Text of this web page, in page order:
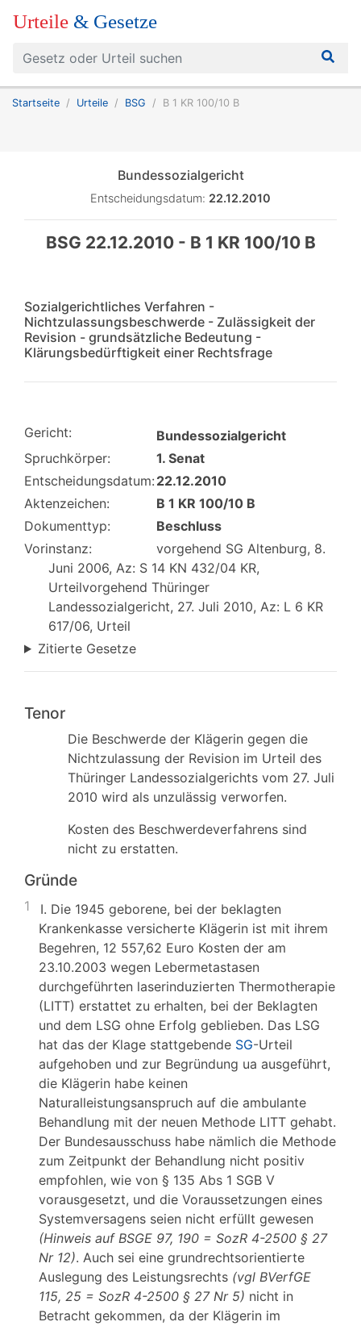
Urteile & Gesetze
Startseite Urteile BSG B 1 KR 100/10 B
Bundessozialgericht
Entscheidungsdatum: 22.12.2010
BSG 22.12.2010 - B 1 KR 100/10 B
Sozialgerichtliches Verfahren -
Nichtzulassungsbeschwerde - Zulässigkeit der
Revision - grundsätzliche Bedeutung -
Klärungsbedürftigkeit einer Rechtsfrage
Gericht:
Bundessozialgericht
Spruchkörper:
1. Senat
Entscheidungsdatum: 22.12.2010
Aktenzeichen:
B 1 KR 100/10 B
Dokumenttyp:
Beschluss
Vorinstanz:
vorgehend SG Altenburg, 8.
Juni 2006, Az: S 14 KN 432/04 KR,
Urteilvorgehend Thüringer
Landessozialgericht, 27. Juli 2010, Az: L 6 KR
617/06, Urteil
Zitierte Gesetze
Tenor
Die Beschwerde der Klägerin gegen die
Nichtzulassung der Revision im Urteil des
Thüringer Landessozialgerichts vom 27. Juli
2010 wird als unzulässig verworfen.
Kosten des Beschwerdeverfahrens sind
nicht zu erstatten.
Gründe
1
I. Die 1945 geborene, bei der beklagten
Krankenkasse versicherte Klägerin ist mit ihrem
Begehren, 12 557,62 Euro Kosten der am
23.10.2003 wegen Lebermetastasen
durchgeführten laserinduzierten Thermotherapie
(LITT) erstattet zu erhalten, bei der Beklagten
und dem LSG ohne Erfolg geblieben. Das LSG
hat das der Klage stattgebende SG-Urteil
aufgehoben und zur Begründung ua ausgeführt,
die Klägerin habe keinen
Naturalleistungsanspruch auf die ambulante
Behandlung mit der neuen Methode LITT gehabt.
Der Bundesausschuss habe nämlich die Methode
zum Zeitpunkt der Behandlung nicht positiv
empfohlen, wie von § 135 Abs 1 SGB V
vorausgesetzt, und die Voraussetzungen eines
Systemversagens seien nicht erfüllt gewesen
(Hinweis auf BSGE 97, 190 = SozR 4-2500 § 27
Nr 12). Auch sei eine grundrechtsorientierte
Auslegung des Leistungsrechts (vgl BVerfGE
115, 25 = SozR 4-2500 § 27 Nr 5) nicht in
Betracht gekommen, da der Klägerin im